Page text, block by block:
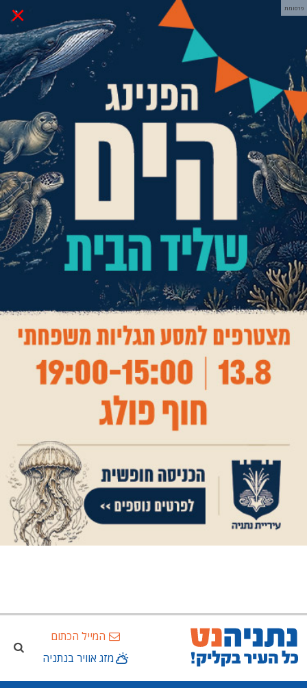
× פרסומת
המייל הכתום
מזג אוויר בנתניה